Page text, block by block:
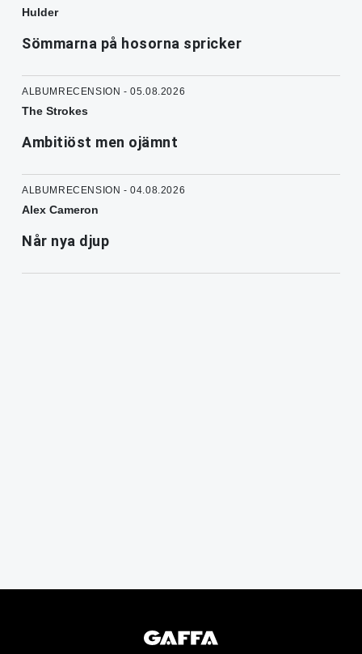
Hulder
Sömmarna på hosorna spricker
ALBUMRECENSION - 05.08.2026
The Strokes
Ambitiöst men ojämnt
ALBUMRECENSION - 04.08.2026
Alex Cameron
Når nya djup